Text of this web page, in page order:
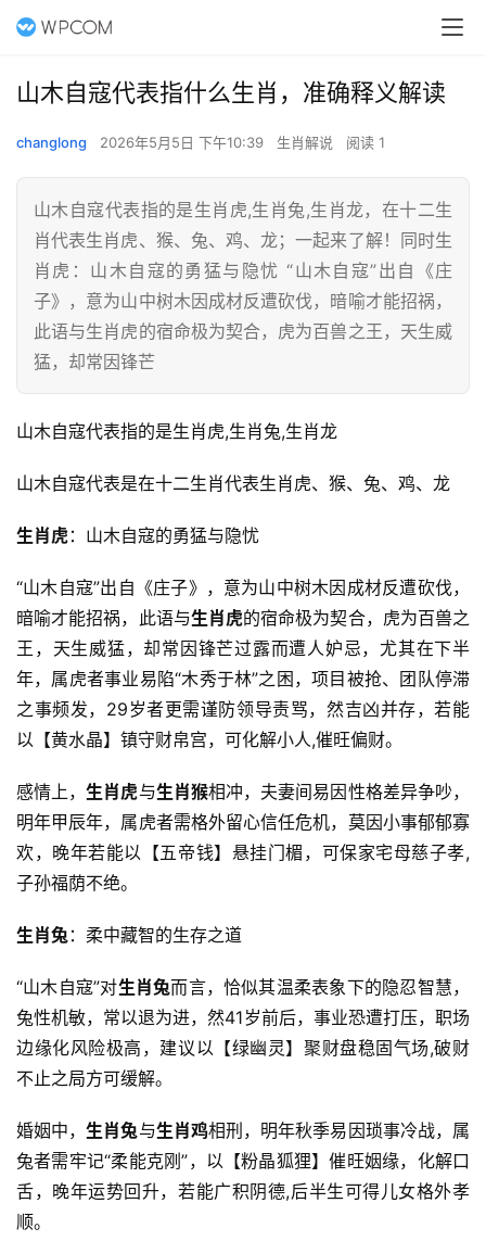
山木自寇代表指什么生肖，准确释义解读
changlong 2026年5月5日 下午10:39 生肖解说 阅读 1
山木自寇代表指的是生肖虎,生肖兔,生肖龙，在十二生
肖代表生肖虎、猴、兔、鸡、龙；一起来了解！同时生
肖虎：山木自寇的勇猛与隐忧 “山木自寇”出自《庄
子》，意为山中树木因成材反遭砍伐，暗喻才能招祸，
此语与生肖虎的宿命极为契合，虎为百兽之王，天生威
猛，却常因锋芒
山木自寇代表指的是生肖虎,生肖兔,生肖龙
山木自寇代表是在十二生肖代表生肖虎、猴、兔、鸡、龙
生肖虎：山木自寇的勇猛与隐忧
“山木自寇”出自《庄子》，意为山中树木因成材反遭砍伐，
暗喻才能招祸，此语与生肖虎的宿命极为契合，虎为百兽之
王，天生威猛，却常因锋芒过露而遭人妒忌，尤其在下半
年，属虎者事业易陷“木秀于林”之困，项目被抢、团队停滞
之事频发，29岁者更需谨防领导责骂，然吉凶并存，若能
以【黄水晶】镇守财帛宫，可化解小人,催旺偏财。
感情上，生肖虎与生肖猴相冲，夫妻间易因性格差异争吵，
明年甲辰年，属虎者需格外留心信任危机，莫因小事郁郁寡
欢，晚年若能以【五帝钱】悬挂门楣，可保家宅母慈子孝,
子孙福荫不绝。
生肖兔：柔中藏智的生存之道
“山木自寇”对生肖兔而言，恰似其温柔表象下的隐忍智慧，
兔性机敏，常以退为进，然41岁前后，事业恐遭打压，职场
边缘化风险极高，建议以【绿幽灵】聚财盘稳固气场,破财
不止之局方可缓解。
婚姻中，生肖兔与生肖鸡相刑，明年秋季易因琐事冷战，属
兔者需牢记“柔能克刚”，以【粉晶狐狸】催旺姻缘，化解口
舌，晚年运势回升，若能广积阴德,后半生可得儿女格外孝
顺。